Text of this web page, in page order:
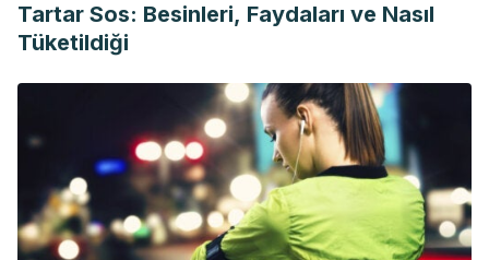
Tartar Sos: Besinleri, Faydaları ve Nasıl
Tüketildiği